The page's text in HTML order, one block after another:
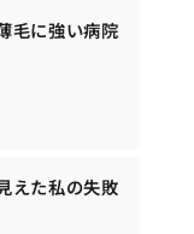
毛に強い病院
えた私の失敗